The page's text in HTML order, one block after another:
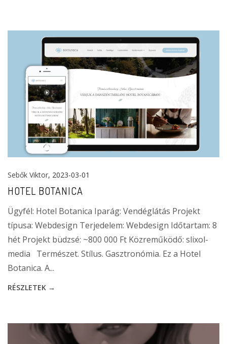
Sebők Viktor, 2023-03-01
HOTEL BOTANICA
Ügyfél: Hotel Botanica Iparág: Vendéglátás Projekt
típusa: Webdesign Terjedelem: Webdesign Időtartam: 8
hét Projekt büdzsé: ~800 000 Ft Közreműködő: slixol-
media Természet. Stílus. Gasztronómia. Ez a Hotel
Botanica. A...
RÉSZLETEK →